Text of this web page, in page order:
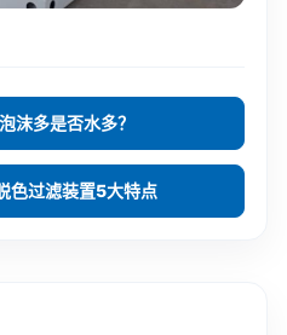
沫多是否水多？
色过滤装置5大特点